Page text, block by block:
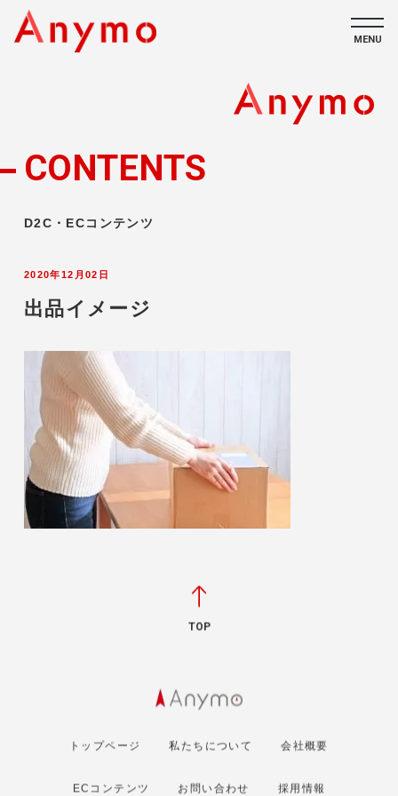
私たちについて
MENU
CONTENTS
D2C・ECコンテンツ
2020年12月02日
出品イメージ
TOP
トップページ 私たちについて 会社概要
ECコンテンツ お問い合わせ 採用情報